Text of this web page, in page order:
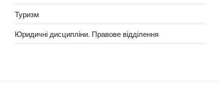
Туризм
Юридичні дисципліни. Правове відділення